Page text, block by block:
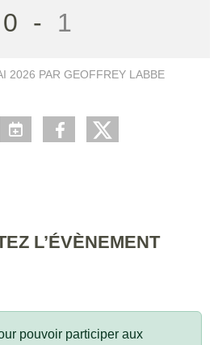
0 - 1
2026 PAR GEOFFREY LABBE
L’ÉVÈNEMENT
pouvoir participer aux